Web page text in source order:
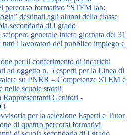
percorso formativo “STEM lab:
destinati agli alunni della classe
secondaria di I grado
generale intera giornata del 31
tutti i lavoratori del pubblico impiego e
per il conferimento di incarichi
ad oggetto n. 5 esperti per la Linea di
su PNRR – Competenze STEM e
nelle scuole statali
Rappresentanti Genitori -
per la selezione Esperti e Tutor
di quattro percorsi formativi